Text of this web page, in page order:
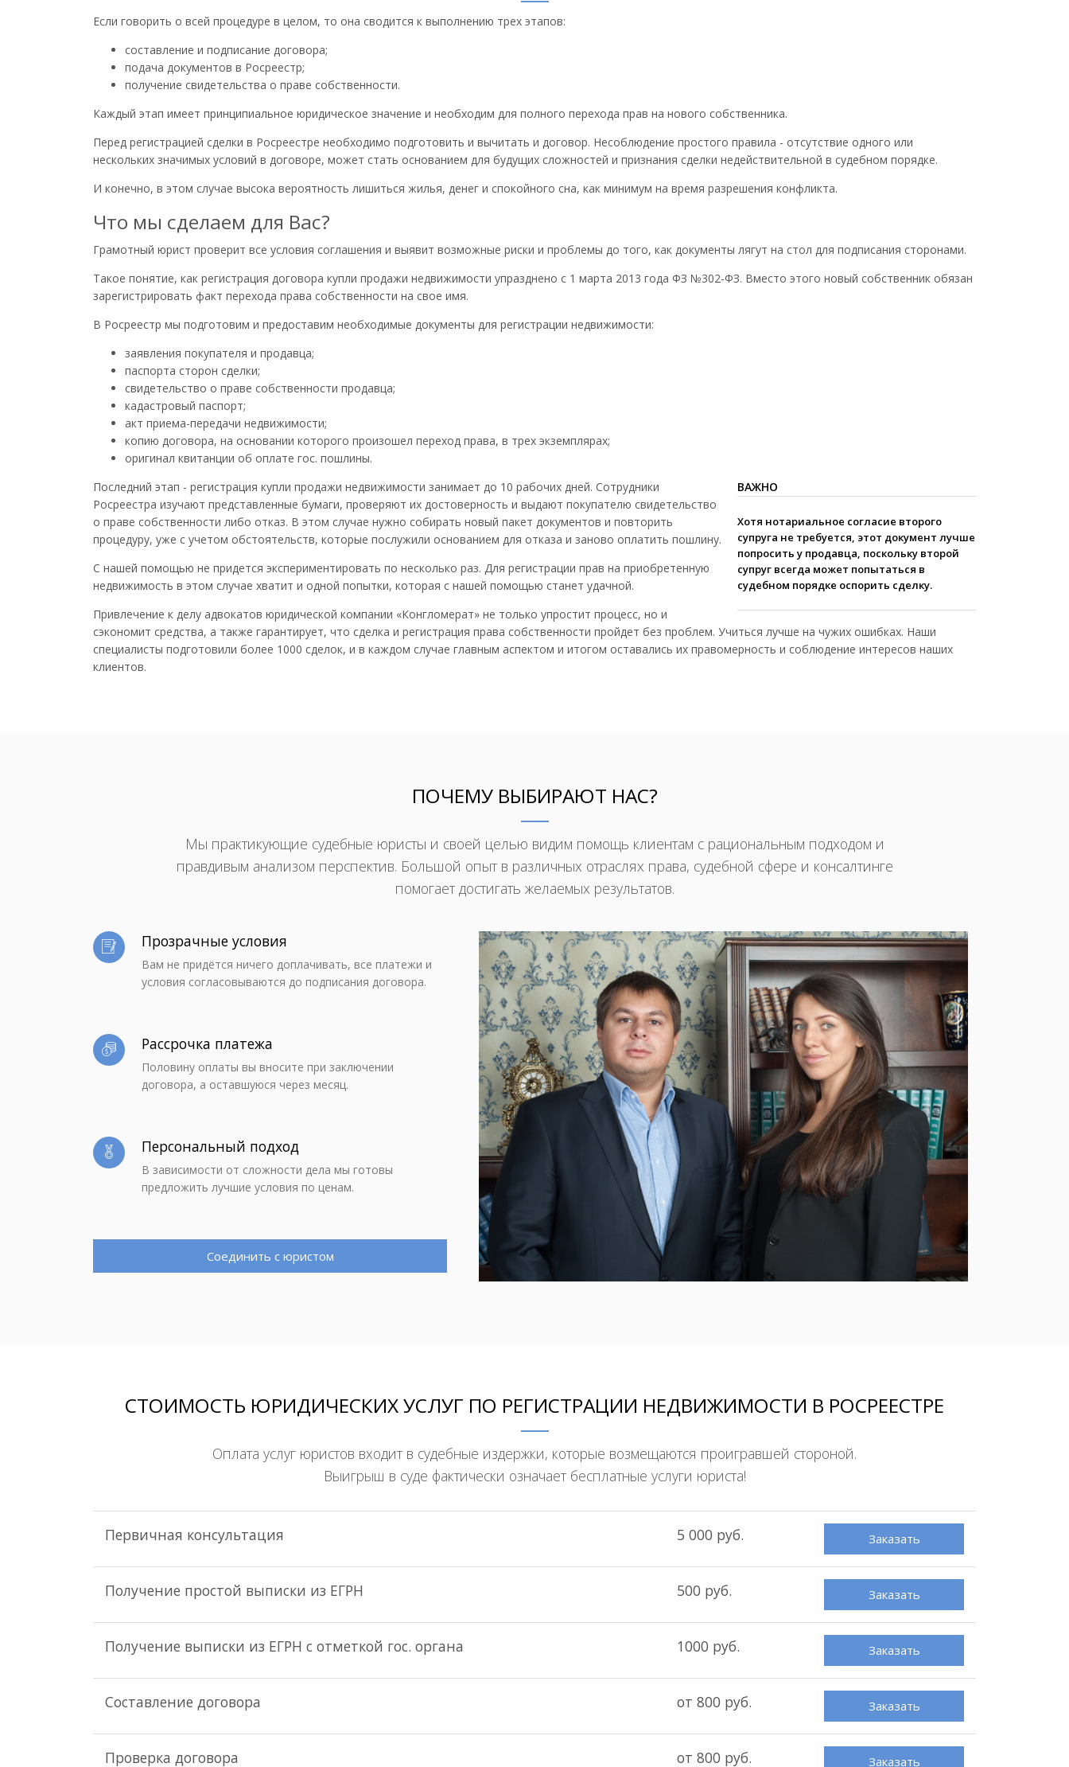
Если говорить о всей процедуре в целом, то она сводится к выполнению трех этапов:
составление и подписание договора;
подача документов в Росреестр;
получение свидетельства о праве собственности.
Каждый этап имеет принципиальное юридическое значение и необходим для полного перехода прав на нового собственника.
Перед регистрацией сделки в Росреестре необходимо подготовить и вычитать и договор. Несоблюдение простого правила - отсутствие одного или
нескольких значимых условий в договоре, может стать основанием для будущих сложностей и признания сделки недействительной в судебном порядке.
И конечно, в этом случае высока вероятность лишиться жилья, денег и спокойного сна, как минимум на время разрешения конфликта.
Что мы сделаем для Вас?
Грамотный юрист проверит все условия соглашения и выявит возможные риски и проблемы до того, как документы лягут на стол для подписания сторонами.
Такое понятие, как регистрация договора купли продажи недвижимости упразднено с 1 марта 2013 года ФЗ №302-ФЗ. Вместо этого новый собственник обязан
зарегистрировать факт перехода права собственности на свое имя.
В Росреестр мы подготовим и предоставим необходимые документы для регистрации недвижимости:
заявления покупателя и продавца;
паспорта сторон сделки;
свидетельство о праве собственности продавца;
кадастровый паспорт;
акт приема-передачи недвижимости;
копию договора, на основании которого произошел переход права, в трех экземплярах;
оригинал квитанции об оплате гос. пошлины.
ВАЖНО
Хотя нотариальное согласие второго
супруга не требуется, этот документ лучше
попросить у продавца, поскольку второй
супруг всегда может попытаться в
судебном порядке оспорить сделку.
Последний этап - регистрация купли продажи недвижимости занимает до 10 рабочих дней. Сотрудники
Росреестра изучают представленные бумаги, проверяют их достоверность и выдают покупателю свидетельство
о праве собственности либо отказ. В этом случае нужно собирать новый пакет документов и повторить
процедуру, уже с учетом обстоятельств, которые послужили основанием для отказа и заново оплатить пошлину.
С нашей помощью не придется экспериментировать по несколько раз. Для регистрации прав на приобретенную
недвижимость в этом случае хватит и одной попытки, которая с нашей помощью станет удачной.
Привлечение к делу адвокатов юридической компании «Конгломерат» не только упростит процесс, но и
сэкономит средства, а также гарантирует, что сделка и регистрация права собственности пройдет без проблем. Учиться лучше на чужих ошибках. Наши
специалисты подготовили более 1000 сделок, и в каждом случае главным аспектом и итогом оставались их правомерность и соблюдение интересов наших
клиентов.
ПОЧЕМУ ВЫБИРАЮТ НАС?
Мы практикующие судебные юристы и своей целью видим помощь клиентам с рациональным подходом и
правдивым анализом перспектив. Большой опыт в различных отраслях права, судебной сфере и консалтинге
помогает достигать желаемых результатов.
Прозрачные условия
Вам не придётся ничего доплачивать, все платежи и
условия согласовываются до подписания договора.
Рассрочка платежа
Половину оплаты вы вносите при заключении
договора, а оставшуюся через месяц.
Персональный подход
В зависимости от сложности дела мы готовы
предложить лучшие условия по ценам.
Соединить с юристом
СТОИМОСТЬ ЮРИДИЧЕСКИХ УСЛУГ ПО РЕГИСТРАЦИИ НЕДВИЖИМОСТИ В РОСРЕЕСТРЕ
Оплата услуг юристов входит в судебные издержки, которые возмещаются проигравшей стороной.
Выигрыш в суде фактически означает бесплатные услуги юриста!
Первичная консультация 5 000 руб. Заказать
Получение простой выписки из ЕГРН 500 руб. Заказать
Получение выписки из ЕГРН с отметкой гос. органа 1000 руб. Заказать
Составление договора от 800 руб. Заказать
Проверка договора от 800 руб. Заказать